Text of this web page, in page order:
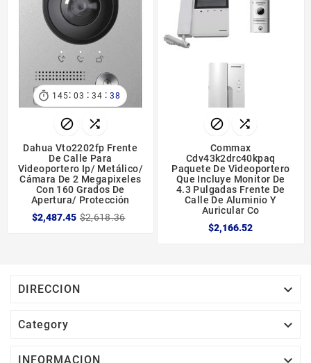
 145: 03 : 34 : 38
 
Dahua Vto2202fp Frente
De Calle Para
Videoportero Ip/ Metálico/
Cámara De 2 Megapixeles
Con 160 Grados De
Apertura/ Protección
$2,487.45 $2,618.36
 
Commax
Cdv43k2drc40kpaq
Paquete De Videoportero
Que Incluye Monitor De
4.3 Pulgadas Frente De
Calle De Aluminio Y
Auricular Co
$2,166.52
DIRECCION 
Category 
INFORMACION